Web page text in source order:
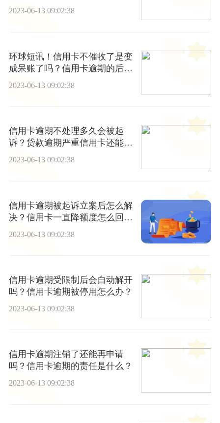
吗？ 动态
2023-06-13 09:02:38
环球短讯！信用卡不催收了是变
成呆账了吗？信用卡逾期的后果
2023-06-13 09:02:38
信用卡逾期不处理多久会被起
诉？贷款逾期严重信用卡还能使
用吗？ 当前时讯
2023-06-13 09:02:38
信用卡逾期被起诉立案后怎么解
决？信用卡一直降额度怎么回
2023-06-13 09:02:38
信用卡逾期受限制后会自动解开
吗？信用卡逾期被停用怎么办？
2023-06-13 09:02:38
信用卡逾期注销了还能再申请
吗？信用卡逾期的责任是什么？
2023-06-13 09:02:38